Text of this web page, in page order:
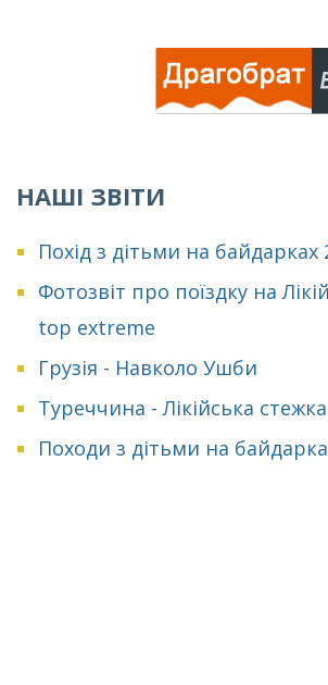
НАШІ ЗВІТИ
Похід з дітьми на байдарках
Фотозвіт про поїздку на
top extreme
Грузія - Навколо Ушби
Туреччина - Лікійська стежка
Походи з дітьми на